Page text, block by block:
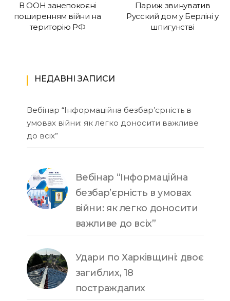
В ООН занепокоєні
поширенням війни на
територію РФ
Париж звинуватив
Русский дом у Берліні у
шпигунстві
НЕДАВНІ ЗАПИСИ
Вебінар “Інформаційна безбар’єрність в
умовах війни: як легко доносити важливе
до всіх”
Вебінар “Інформаційна
безбар’єрність в умовах
війни: як легко доносити
важливе до всіх”
Удари по Харківщині: двоє
загиблих, 18
постраждалих